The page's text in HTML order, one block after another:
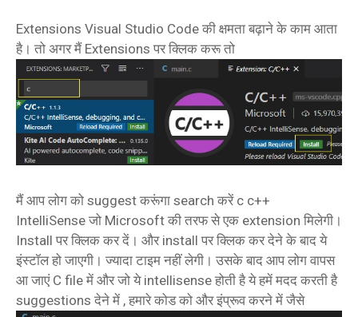
Extensions Visual Studio Code की क्षमता बढ़ाने के काम आता
है। तो अगर मैं Extensions पर क्लिक करू तो
मैं आप लोग को suggest करूंगा search करें c c++
IntelliSense जो Microsoft की तरफ से एक extension मिलेगी।
Install पर क्लिक कर दें। और install पर क्लिक कर देने के बाद ये
इंस्टॉल हो जाएगी। ज्यादा टाइम नहीं लेगी। उसके बाद आप लोग वापस
आ जाएं C file में और जो ये intellisense होती है ये हमें मदद करती है
suggestions देने में , हमारे कोड को और इंप्रूव करने में जैसे